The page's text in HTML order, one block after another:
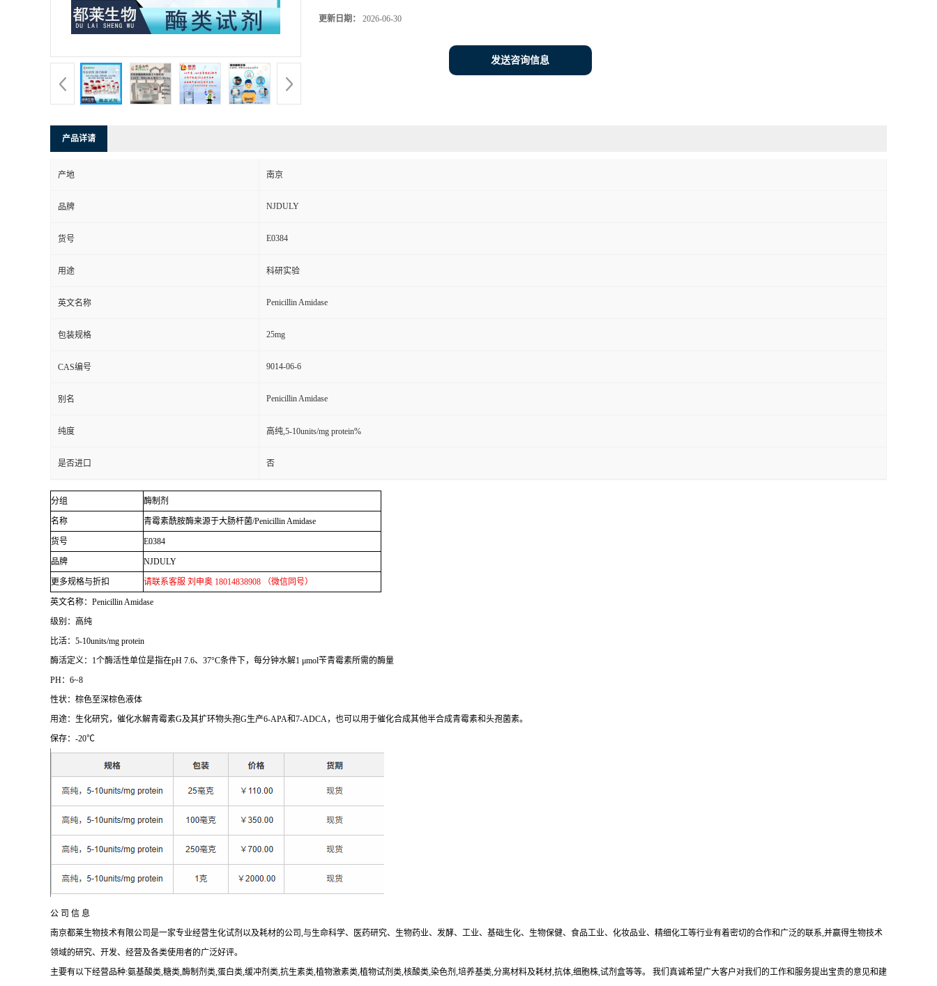
更新日期： 2026-06-30
发送咨询信息
产品详请
产地 南京
品牌 NJDULY
货号 E0384
用途 科研实验
英文名称 Penicillin Amidase
包装规格 25mg
CAS编号 9014-06-6
别名 Penicillin Amidase
纯度 高纯,5-10units/mg protein%
是否进口 否
分组 酶制剂
名称 青霉素酰胺酶来源于大肠杆菌/Penicillin Amidase
货号 E0384
品牌 NJDULY
更多规格与折扣 请联系客服 刘申奥 18014838908 （微信同号）
英文名称： Penicillin Amidase
级别：高纯
比活： 5-10units/mg protein
酶活定义： 1个酶活性单位是指在pH 7.6、 37°C条件下，每分钟水解1 μmol苄青霉素所需的酶量
PH： 6~8
性状：棕色至深棕色液体
用途：生化研究，催化水解青霉素G及其扩环物头孢G生产6-APA和7-ADCA，也可以用于催化合成其他半合成青霉素和头孢菌素。
保存： -20℃
公 司 信 息
南京都莱生物技术有限公司是一家专业经营生化试剂以及耗材的公司 ,与生命科学、医药研究、生物药业、发酵、工业、基础生化、生物保健、食品工业、化妆品业、精细化工等行业有着密切的合作和广泛的联系,并赢得生物技术
领域的研究、开发、经营及各类使用者的广泛好评。
主要有以下经营品种:氨基酸类,糖类,酶制剂类,蛋白类,缓冲剂类,抗生素类,植物激素类,植物试剂类,核酸类,染色剂 ,培养基类,分离材料及耗材,抗体,细胞株,试剂盒等等。 我们真诚希望广大客户对我们的工作和服务提出宝贵的意见和建